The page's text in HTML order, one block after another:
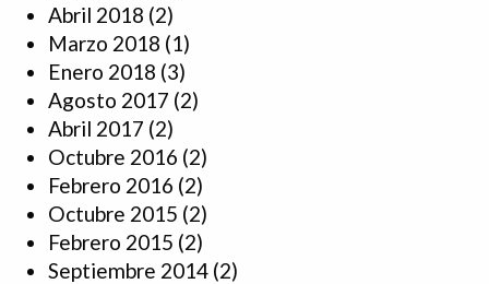
Abril 2018 (2)
Marzo 2018 (1)
Enero 2018 (3)
Agosto 2017 (2)
Abril 2017 (2)
Octubre 2016 (2)
Febrero 2016 (2)
Octubre 2015 (2)
Febrero 2015 (2)
Septiembre 2014 (2)